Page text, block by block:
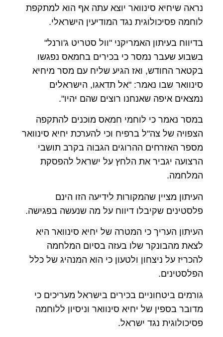
נראה שיחיא סינוואר יוצא עתה אף הוא למתקפת
לוחמה פסיכולוגית נגד המודיעין הישראלי.
בדיווח בעיתון האמריקני "וול סטריט ג'ורנל"
בשבוע שעבר נמסר כי בכירים בחמאס נפגשו
בקטאר החודש, ואז הגיע שליח עם מסר מיחיא
סינוואר שבו נאמר: "אל תדאגו, הישראלים
נמצאים איפה שאנחנו רוצים שהם יהיו".
במסר נאמר כי לוחמי חמאס מוכנים להתקפה
הצפויה של צה"ל ברפיח וכי להערכת יחיא סינוואר
מספר האזרחים ההרוגים הגבוה בקרב תושבי
הרצועה יגביר את הלחץ על ישראל להפסקת
המלחמה.
העיתון מציין שהמקורות לידיעה הזו הינם
פלסטינים שקיבלו דיווח על מה שנעשה בפגישה.
העיתון העריך כי המטרה של יחיא סינוואר היא
לצאת מהבונקר שלו בעזה בסיום המלחמה
להכריז על ניצחון ולטעון כי הוא המנהיג של כלל
הפלסטינים.
גורמים ביטחוניים בכירים בישראל מעריכים כי
מדובר בספין של יחיא סינוואר וניסיון ללוחמה
פסיכולוגית נגד ישראל.